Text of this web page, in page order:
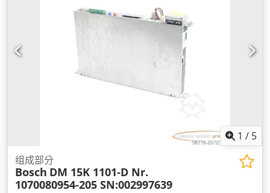
1 / 5
组成部分
Bosch DM 15K 1101-D Nr.
1070080954-205 SN:002997639